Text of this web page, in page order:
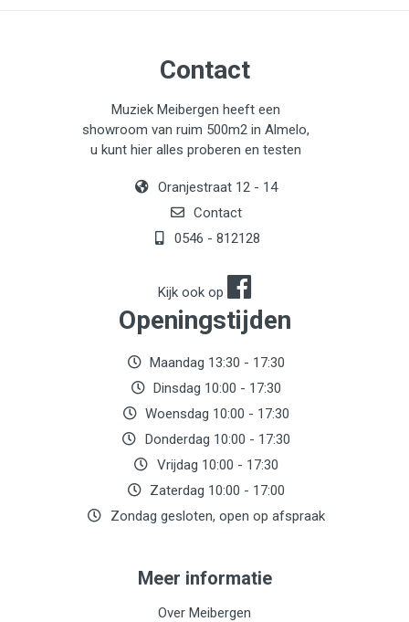
Contact
Muziek Meibergen heeft een
showroom van ruim 500m2 in Almelo,
u kunt hier alles proberen en testen
Oranjestraat 12 - 14
Contact
0546 - 812128
Kijk ook op
Openingstijden
Maandag 13:30 - 17:30
Dinsdag 10:00 - 17:30
Woensdag 10:00 - 17:30
Donderdag 10:00 - 17:30
Vrijdag 10:00 - 17:30
Zaterdag 10:00 - 17:00
Zondag gesloten, open op afspraak
Meer informatie
Over Meibergen